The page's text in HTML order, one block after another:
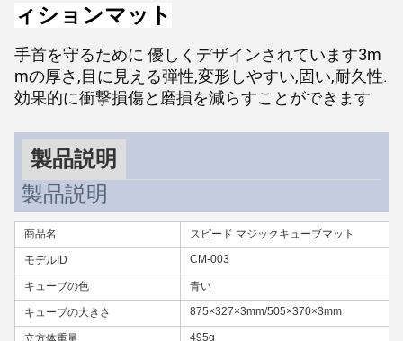
ィションマット
手首を守るために 優しくデザインされています3m
mの厚さ,目に見える弾性,変形しやすい,固い,耐久性.
効果的に衝撃損傷と磨損を減らすことができます
製品説明
製品説明
商品名 スピード マジックキューブマット
モデルID CM-003
キューブの色 青い
キューブの大きさ 875×327×3mm/505×370×3mm
立方体重量 495g